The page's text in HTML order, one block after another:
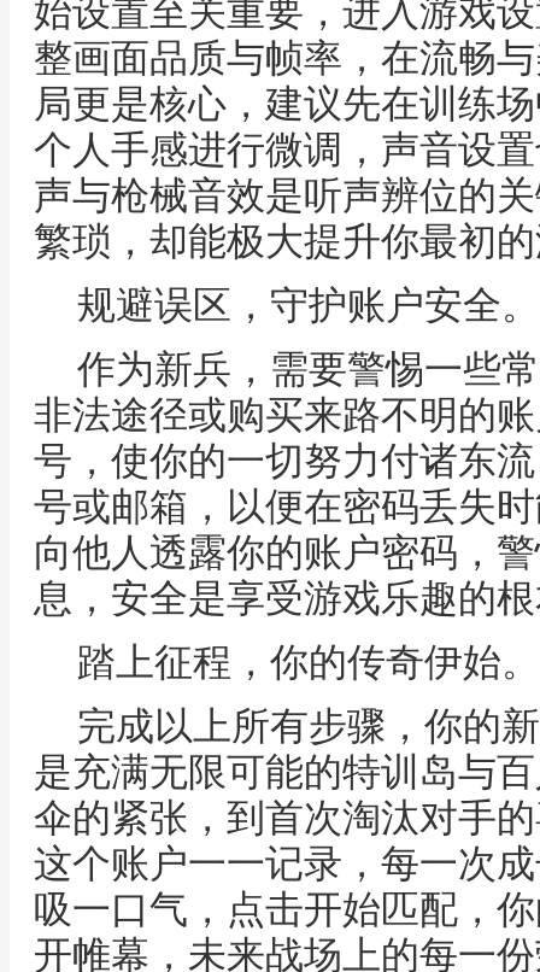
始设置至关重要，进入游戏
整画面品质与帧率，在流畅
局更是核心，建议先在训练
个人手感进行微调，声音设
声与枪械音效是听声辨位的
繁琐，却能极大提升你最初
规避误区，守护账户安全。
作为新兵，需要警惕一些
非法途径或购买来路不明的
号，使你的一切努力付诸东
号或邮箱，以便在密码丢失
向他人透露你的账户密码，
息，安全是享受游戏乐趣的
踏上征程，你的传奇伊始。
完成以上所有步骤，你的
是充满无限可能的特训岛与
伞的紧张，到首次淘汰对手
这个账户一一记录，每一次
吸一口气，点击开始匹配，
开帷幕，未来战场上的每一